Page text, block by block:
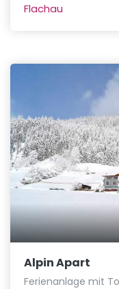
Flachau
Alpin Apart
Ferienanlage mit